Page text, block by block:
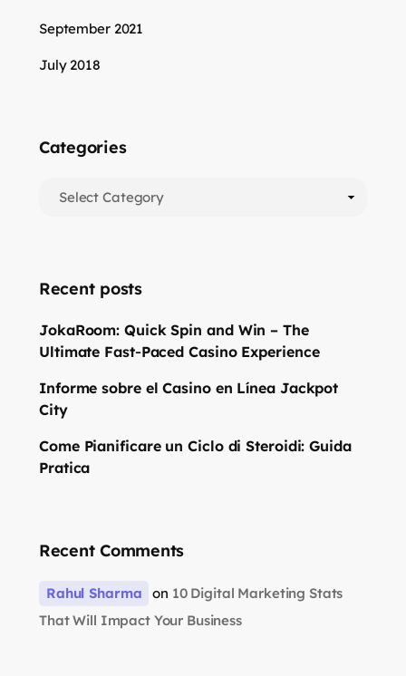
September 2021
July 2018
Categories
Recent posts
JokaRoom: Quick Spin and Win – The
Ultimate Fast‑Paced Casino Experience
Informe sobre el Casino en Línea Jackpot
City
Come Pianificare un Ciclo di Steroidi: Guida
Pratica
Recent Comments
Rahul Sharma on 10 Digital Marketing Stats
That Will Impact Your Business